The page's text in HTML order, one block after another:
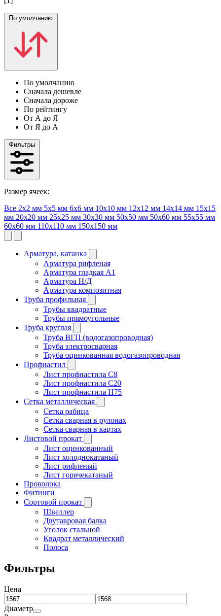
По умолчанию
По умолчанию
Сначала дешевле
Сначала дороже
По рейтингу
От А до Я
От Я до А
Фильтры
Размер ячеек:
Все 2х2 мм 5х5 мм 6х6 мм 10х10 мм 12х12 мм 14х14 мм 15х15
мм 20х20 мм 25х25 мм 30х30 мм 50х50 мм 50х60 мм 55х55 мм
60х60 мм 110х110 мм 150х150 мм
Арматура, катанка
Арматура рифленая
Арматура гладкая A1
Арматура Н/Д
Арматура композитная
Труба профильная
Трубы квадратные
Трубы прямоугольные
Труба круглая
Труба ВГП (водогазопроводная)
Труба электросварная
Труба оцинкованная водогазопроводная
Профнастил
Лист профнастила С8
Лист профнастила С20
Лист профнастила Н75
Сетка металлическая
Сетка рабица
Сетка сварная в рулонах
Сетка сварная в картах
Листовой прокат
Лист оцинкованный
Лист холоднокатаный
Лист рифленый
Лист горячекатаный
Проволока
Фитинги
Сортовой прокат
Швеллер
Двутавровая балка
Уголок стальной
Квадрат металлический
Полоса
Фильтры
Цена
Диаметр